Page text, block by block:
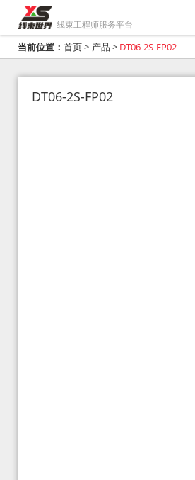
线束工程师服务平台
当前位置： 首页> 产品 > DT06-2S-FP02
DT06-2S-FP02